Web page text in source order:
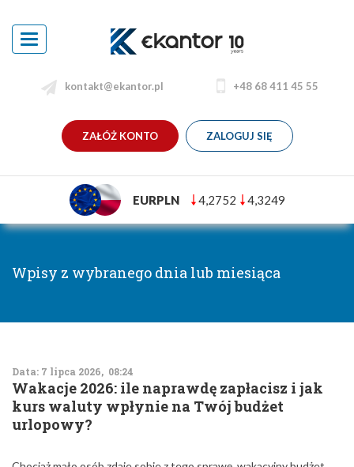
Toggle
navigation
kontakt@ekantor.pl +48 68 411 45 55
ZAŁÓŻ KONTO ZALOGUJ SIĘ
EURPLN 4,2752 4,3249
Wpisy z wybranego dnia lub miesiąca
Data: 7 lipca 2026, 08:24
Wakacje 2026: ile naprawdę zapłacisz i jak
kurs waluty wpłynie na Twój budżet
urlopowy?